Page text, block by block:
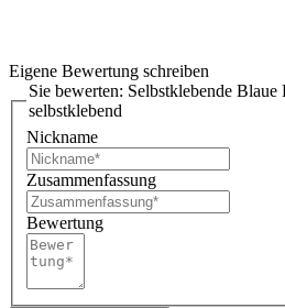
Eigene Bewertung schreiben
Sie bewerten: Selbstklebende
selbstklebend
Nickname
Zusammenfassung
Bewertung